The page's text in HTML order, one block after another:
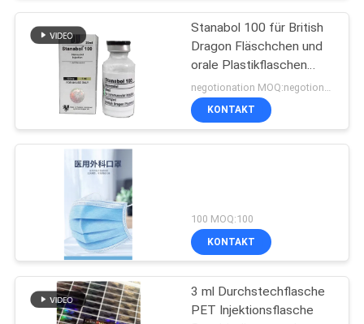
Kasten des
pharmazeutischen
Verpackens
Medizin-Flaschen-
Stanabol 100 für British
Dragon Fläschchen und
orale Plastikflaschen
Etiketten und Schachteln
KONTAKT
100 MOQ:100
KONTAKT
3 ml Durchstechflasche
PET Injektionsflasche